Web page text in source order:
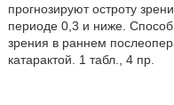
прогнозируют остроту
периоде 0,3 и ниже. Способ
зрения в раннем
катарактой. 1 табл., 4 пр.